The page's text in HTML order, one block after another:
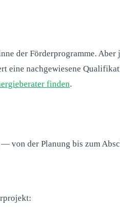
der Förderprogramme.
eine nachgewiesene
finden.
von der Planung bis zum